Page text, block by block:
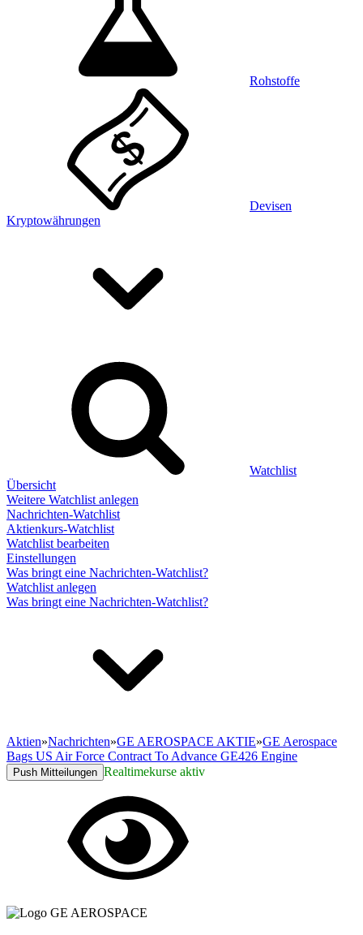
Rohstoffe
Devisen
Kryptowährungen
Watchlist
Übersicht
Weitere Watchlist anlegen
Nachrichten-Watchlist
Aktienkurs-Watchlist
Watchlist bearbeiten
Einstellungen
Was bringt eine Nachrichten-Watchlist?
Watchlist anlegen
Was bringt eine Nachrichten-Watchlist?
Aktien»Nachrichten»GE AEROSPACE AKTIE»GE Aerospace
Bags US Air Force Contract To Advance GE426 Engine
Push Mitteilungen Realtimekurse aktiv